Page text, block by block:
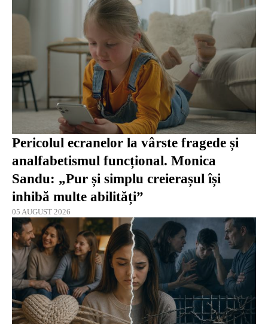
Pericolul ecranelor la vârste fragede și
analfabetismul funcțional. Monica
Sandu: „Pur și simplu creierașul își
inhibă multe abilități”
05 AUGUST 2026